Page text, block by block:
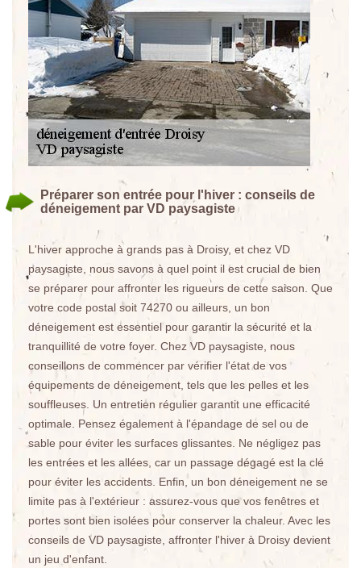
Préparer son entrée pour l'hiver : conseils de
déneigement par VD paysagiste
L'hiver approche à grands pas à Droisy, et chez VD
paysagiste, nous savons à quel point il est crucial de bien
se préparer pour affronter les rigueurs de cette saison. Que
votre code postal soit 74270 ou ailleurs, un bon
déneigement est essentiel pour garantir la sécurité et la
tranquillité de votre foyer. Chez VD paysagiste, nous
conseillons de commencer par vérifier l'état de vos
équipements de déneigement, tels que les pelles et les
souffleuses. Un entretien régulier garantit une efficacité
optimale. Pensez également à l'épandage de sel ou de
sable pour éviter les surfaces glissantes. Ne négligez pas
les entrées et les allées, car un passage dégagé est la clé
pour éviter les accidents. Enfin, un bon déneigement ne se
limite pas à l'extérieur : assurez-vous que vos fenêtres et
portes sont bien isolées pour conserver la chaleur. Avec les
conseils de VD paysagiste, affronter l'hiver à Droisy devient
un jeu d'enfant.